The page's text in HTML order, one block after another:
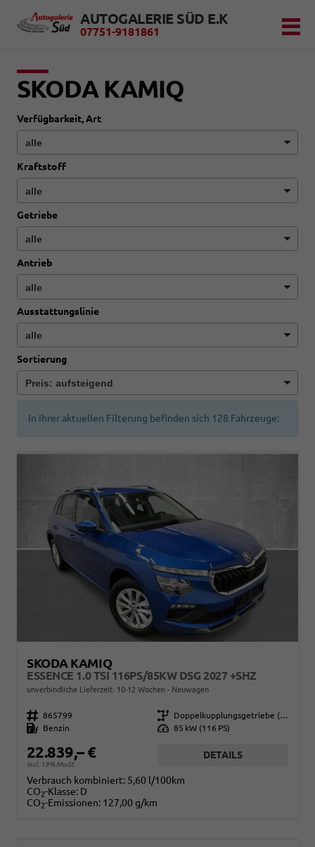
AUTOGALERIE SÜD E.K
07751-9181861
SKODA KAMIQ
Verfügbarkeit, Art
Kraftstoff
Getriebe
Antrieb
Ausstattungslinie
Sortierung
In Ihrer aktuellen Filterung befinden sich 128 Fahrzeuge:
SKODA KAMIQ
ESSENCE 1.0 TSI 116PS/85KW DSG 2027 +SHZ
unverbindliche Lieferzeit: 10-12 Wochen Neuwagen
Fahrzeugnr. 865799 Getriebe
Doppelkupplungsgetriebe (DSG)
Kraftstoff
Benzin Leistung 85 kW (116 PS)
22.839,– €
incl. 19% MwSt.
DETAILS
Verbrauch kombiniert: 5,60 l/100km
CO2-Klasse: D
CO2-Emissionen: 127,00 g/km